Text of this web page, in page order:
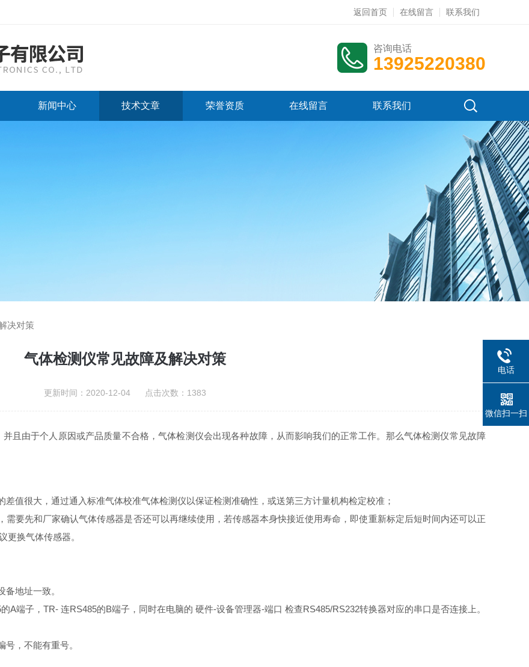
返回首页 在线留言 联系我们
咨询电话
13925220380
新闻中心 技术文章 荣誉资质 在线留言 联系我们
决对策
气体检测仪常见故障及解决对策
更新时间：2020-12-04 点击次数：1383
且由于个人原因或产品质量不合格，气体检测仪会出现各种故障，从而影响我们的正常工作。那么气体检测仪常见故障
值很大，通过通入标准气体校准气体检测仪以保证检测准确性，或送第三方计量机构检定校准；
要先和厂家确认气体传感器是否还可以再继续使用，若传感器本身快接近使用寿命，即使重新标定后短时间内还可以正
更换气体传感器。
地址一致。
A端子，TR- 连RS485的B端子，同时在电脑的 硬件-设备管理器-端口 检查RS485/RS232转换器对应的串口是否连接上。
，不能有重号。
电话
微信扫一扫